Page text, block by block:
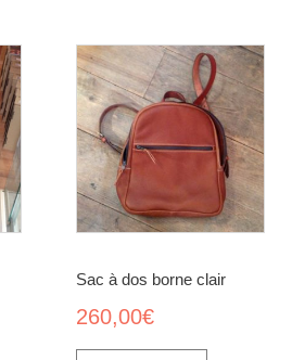
Sac à dos borne clair
260,00€